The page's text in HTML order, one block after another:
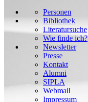
Personen
Bibliothek
Literatursuche
Wie finde ich?
Newsletter
Presse
Kontakt
Alumni
SIPLA
Webmail
Impressum